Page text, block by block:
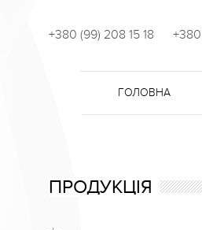
+380 (99) 208 15 18
ГОЛОВНА
ПРОДУКЦІЯ